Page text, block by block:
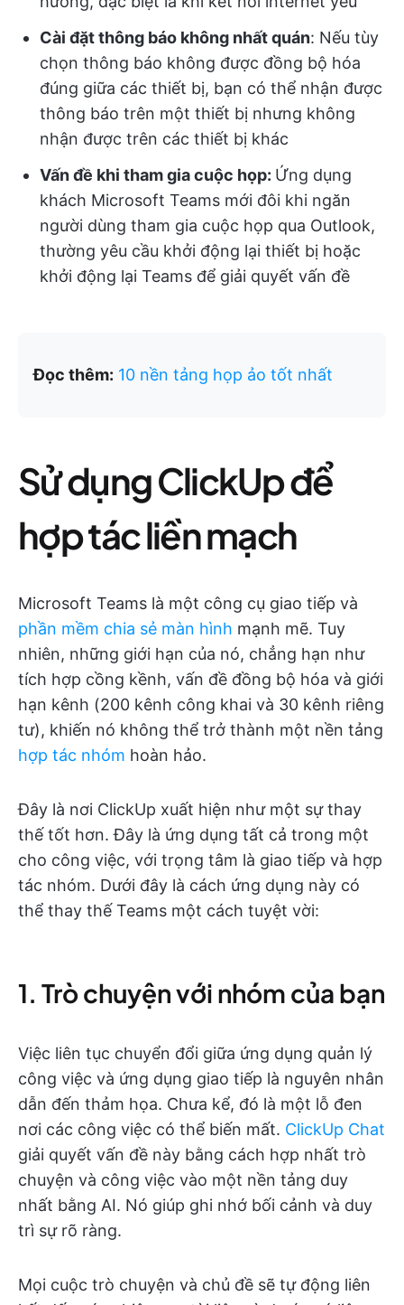
Cài đặt thông báo không nhất quán: Nếu tùy
chọn thông báo không được đồng bộ hóa
đúng giữa các thiết bị, bạn có thể nhận được
thông báo trên một thiết bị nhưng không
nhận được trên các thiết bị khác
Vấn đề khi tham gia cuộc họp: Ứng dụng
khách Microsoft Teams mới đôi khi ngăn
người dùng tham gia cuộc họp qua Outlook,
thường yêu cầu khởi động lại thiết bị hoặc
khởi động lại Teams để giải quyết vấn đề
Đọc thêm: 10 nền tảng họp ảo tốt nhất
Sử dụng ClickUp để
hợp tác liền mạch
Microsoft Teams là một công cụ giao tiếp và
phần mềm chia sẻ màn hình mạnh mẽ. Tuy
nhiên, những giới hạn của nó, chẳng hạn như
tích hợp cồng kềnh, vấn đề đồng bộ hóa và giới
hạn kênh (200 kênh công khai và 30 kênh riêng
tư), khiến nó không thể trở thành một nền tảng
hợp tác nhóm hoàn hảo.
Đây là nơi ClickUp xuất hiện như một sự thay
thế tốt hơn. Đây là ứng dụng tất cả trong một
cho công việc, với trọng tâm là giao tiếp và hợp
tác nhóm. Dưới đây là cách ứng dụng này có
thể thay thế Teams một cách tuyệt vời:
1. Trò chuyện với nhóm của bạn
Việc liên tục chuyển đổi giữa ứng dụng quản lý
công việc và ứng dụng giao tiếp là nguyên nhân
dẫn đến thảm họa. Chưa kể, đó là một lỗ đen
nơi các công việc có thể biến mất. ClickUp Chat
giải quyết vấn đề này bằng cách hợp nhất trò
chuyện và công việc vào một nền tảng duy
nhất bằng AI. Nó giúp ghi nhớ bối cảnh và duy
trì sự rõ ràng.
Mọi cuộc trò chuyện và chủ đề sẽ tự động liên